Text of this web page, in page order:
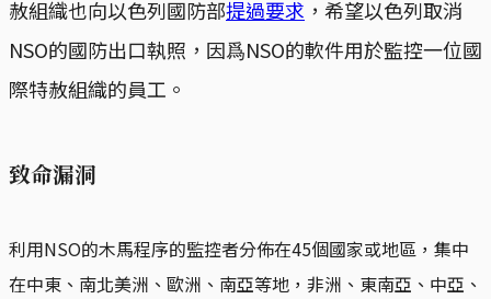
赦組織也向以色列國防部提過要求 ，希望以色列取消
NSO的國防出口執照，因爲NSO的軟件用於監控一位國
際特赦組織的員工。
致命漏洞
利用NSO的木馬程序的監控者分佈在45個國家或地區，集中
在中東、南北美洲、歐洲、南亞等地，非洲、東南亞、中亞、